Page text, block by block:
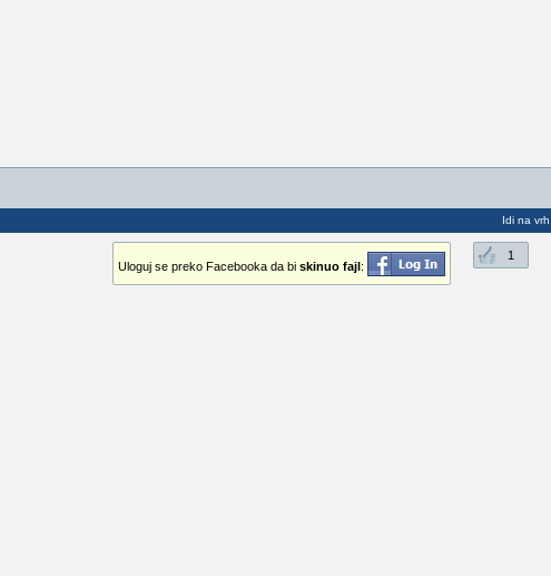
Idi na vrh
1
Uloguj se preko Facebooka da bi skinuo fajl: